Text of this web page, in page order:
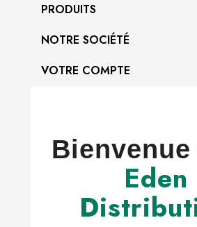
PRODUITS
NOTRE SOCIÉTÉ
VOTRE COMPTE
Bienvenue
Eden